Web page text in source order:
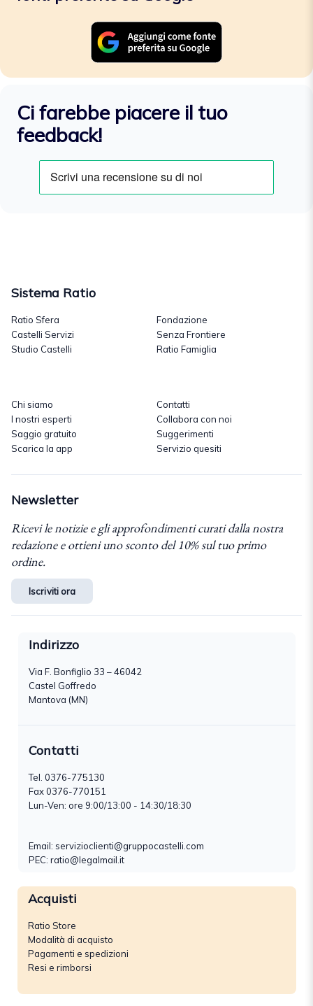
Ci farebbe piacere il tuo
feedback!
Sistema Ratio
Ratio Sfera
Castelli Servizi
Studio Castelli
Fondazione
Senza Frontiere
Ratio Famiglia
Chi siamo
I nostri esperti
Saggio gratuito
Scarica la app
Contatti
Collabora con noi
Suggerimenti
Servizio quesiti
Newsletter
Ricevi le notizie e gli approfondimenti curati dalla nostra
redazione e ottieni uno sconto del 10% sul tuo primo
ordine.
Iscriviti ora
Indirizzo
Via F. Bonfiglio 33 – 46042
Castel Goffredo
Mantova (MN)
Contatti
Tel. 0376-775130
Fax 0376-770151
Lun-Ven: ore 9:00/13:00 - 14:30/18:30
Email: servizioclienti@gruppocastelli.com
PEC: ratio@legalmail.it
Acquisti
Ratio Store
Modalità di acquisto
Pagamenti e spedizioni
Resi e rimborsi